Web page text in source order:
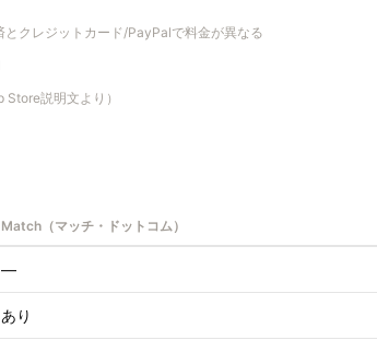
クレジットカード/PayPalで料金が異なる
説明文より）
Match（マッチ・ドットコム）
—
あり